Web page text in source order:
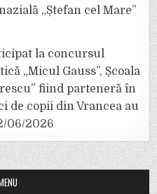
„Ștefan cel Mare”
la concursul
„Micul Gauss”, Școala
fiind parteneră în
de copii din Vrancea au
06/2026